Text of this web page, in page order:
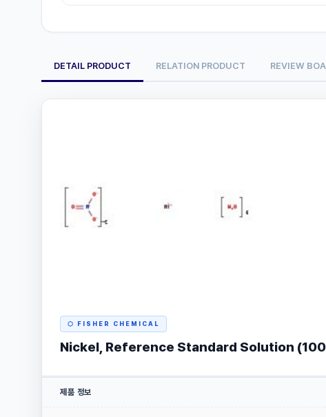
DETAIL PRODUCT RELATION PRODUCT REVIEW
⬡ FISHER CHEMICAL
Nickel, Reference Standard Solution
제품 정보